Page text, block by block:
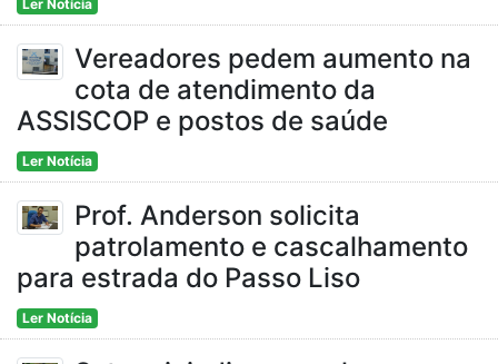
Ler Notícia
Vereadores pedem aumento na
cota de atendimento da
ASSISCOP e postos de saúde
Ler Notícia
Prof. Anderson solicita
patrolamento e cascalhamento
para estrada do Passo Liso
Ler Notícia